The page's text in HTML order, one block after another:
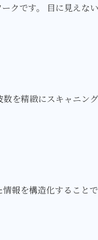
クです。 目に見えない
を精緻にスキャニング
報を構造化することで